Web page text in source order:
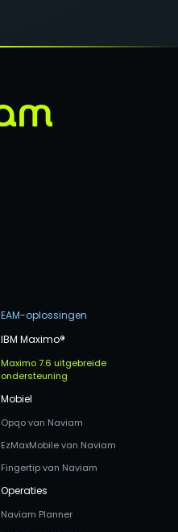
EAM-oplossingen
IBM Maximo®
Maximo 7.6 uitgebreide
ondersteuning
Mobiel
Opqo van Naviam
EzMaxMobile van Naviam
Fingertip van Naviam
Operaties
Naviam Planner